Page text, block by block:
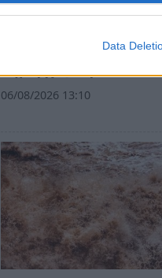
Data
Λακωνία: Ο Δημήτρης
Μανιατάκος ακούει
μιλάει – Θα είναι
06/08/2026 13:10